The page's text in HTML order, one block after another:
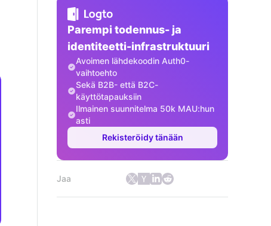
Parempi todennus- ja
identiteetti-infrastruktuuri
Avoimen lähdekoodin Auth0-
vaihtoehto
Sekä B2B- että B2C-
käyttötapauksiin
Ilmainen suunnitelma 50k MAU:hun
asti
Rekisteröidy tänään
Jaa